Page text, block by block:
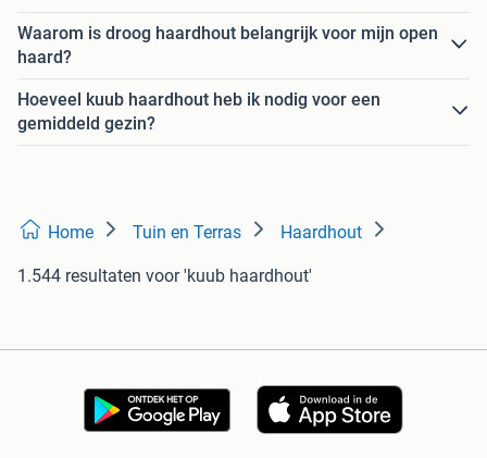
Waarom is droog haardhout belangrijk voor mijn open
haard?
Hoeveel kuub haardhout heb ik nodig voor een
gemiddeld gezin?
Home Tuin en Terras Haardhout
1.544 resultaten voor 'kuub haardhout'